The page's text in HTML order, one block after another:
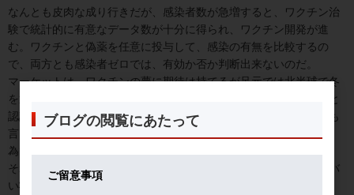
なんとも皮肉な成り行きだが、感染者数が急増すると、ワクチン治
験で統計的に有意なデータ数が十分に得られ、ワクチン開発が進
む。ワクチンと偽薬を任意に投与して、感染の有無を比較するの
で、両方とも感染者ゼロでは、有効か否か判断出来ないのだ。
マーケットは、ワクチンの夢に期待は持てるが足元では北半球で冬
を迎え、感染者数が急増中で、今冬地域的ロックダウンが不可避と
認識される。夢から現実に戻り、夢と現実の狭間に揺れているとも
言えよう。金価格も１８７０ドル前後で行ったり来たりの状況だ。
為替も１０４－１０５円台で漂流している。
それにしても、日本も感染者数が本格的に増えてきた。かなりヤバ
い状況と認識している。
ブログの閲覧にあたって
ご留意事項